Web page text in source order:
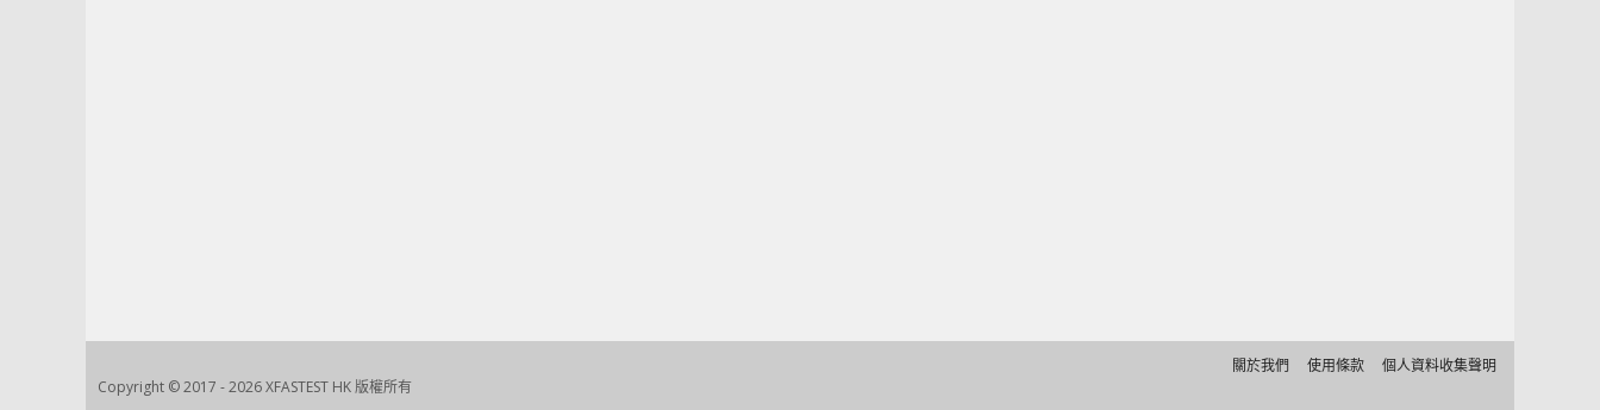
Copyright © 2017 - 2026 XFASTEST HK 版權所有
關於我們 使用條款 個人資料收集聲明